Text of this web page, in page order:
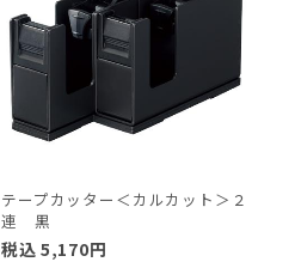
テープカッター＜カルカット＞２
連 黒
税込 5,170円